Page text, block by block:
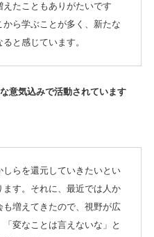
えたこともありがたいです
から学ぶことが多く、新たな
と感じています。
意気込みで活動されています
しらを還元していきたいとい
ます。それに、最近では人か
も増えてきたので、視野が広
変なことは言えないな」と